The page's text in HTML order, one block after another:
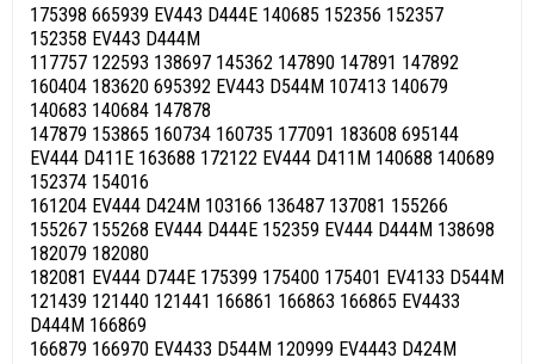
175398 665939 EV443 D444E 140685 152356 152357
152358 EV443 D444M
117757 122593 138697 145362 147890 147891 147892
160404 183620 695392 EV443 D544M 107413 140679
140683 140684 147878
147879 153865 160734 160735 177091 183608 695144
EV444 D411E 163688 172122 EV444 D411M 140688 140689
152374 154016
161204 EV444 D424M 103166 136487 137081 155266
155267 155268 EV444 D444E 152359 EV444 D444M 138698
182079 182080
182081 EV444 D744E 175399 175400 175401 EV4133 D544M
121439 121440 121441 166861 166863 166865 EV4433
D444M 166869
166879 166970 EV4433 D544M 120999 EV4443 D424M